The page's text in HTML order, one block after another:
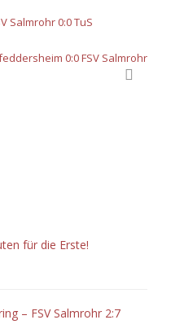
Salmrohr 0:0 TuS
0:0 FSV Salmrohr
für die Erste!
– FSV Salmrohr 2:7